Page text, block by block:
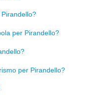
per Pirandello?
per Pirandello?